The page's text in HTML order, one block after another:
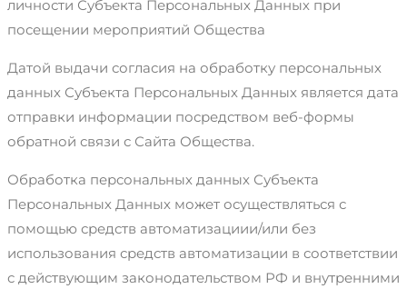
личности Субъекта Персональных Данных при
посещении мероприятий Общества
Датой выдачи согласия на обработку персональных
данных Субъекта Персональных Данных является дата
отправки информации посредством веб-формы
обратной связи с Сайта Общества.
Обработка персональных данных Субъекта
Персональных Данных может осуществляться с
помощью средств автоматизациии/или без
использования средств автоматизации в соответствии
с действующим законодательством РФ и внутренними